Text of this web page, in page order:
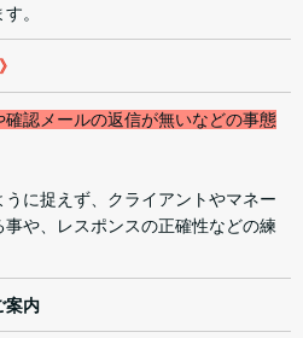
。
認メールの返信が無いなどの事態
に捉えず、クライアントやマネー
や、レスポンスの正確性などの練
案内